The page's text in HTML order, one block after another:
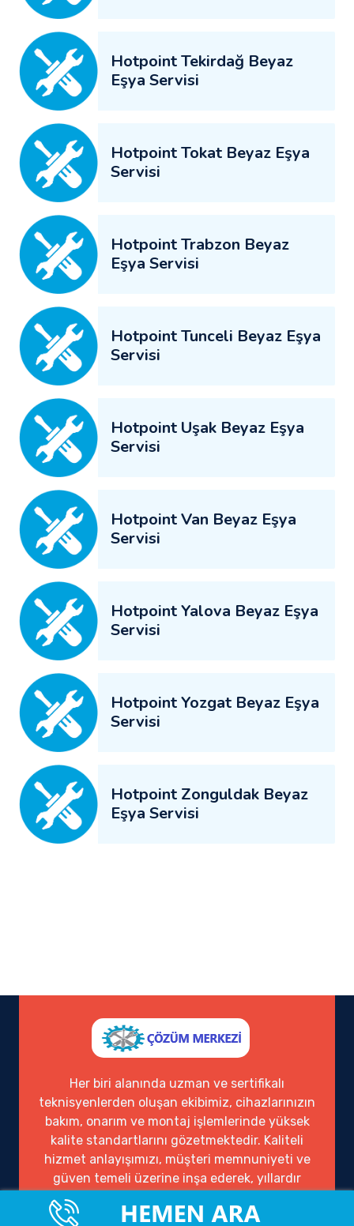
Hotpoint Tekirdağ Beyaz
Eşya Servisi
Hotpoint Tokat Beyaz Eşya
Servisi
Hotpoint Trabzon Beyaz
Eşya Servisi
Hotpoint Tunceli Beyaz Eşya
Servisi
Hotpoint Uşak Beyaz Eşya
Servisi
Hotpoint Van Beyaz Eşya
Servisi
Hotpoint Yalova Beyaz Eşya
Servisi
Hotpoint Yozgat Beyaz Eşya
Servisi
Hotpoint Zonguldak Beyaz
Eşya Servisi
Her biri alanında uzman ve sertifikalı
teknisyenlerden oluşan ekibimiz, cihazlarınızın
bakım, onarım ve montaj işlemlerinde yüksek
kalite standartlarını gözetmektedir. Kaliteli
hizmet anlayışımızı, müşteri memnuniyeti ve
güven temeli üzerine inşa ederek, yıllardır
sektörde güvenilir bir çözüm ortağı olarak
hizmet vermekteyiz.